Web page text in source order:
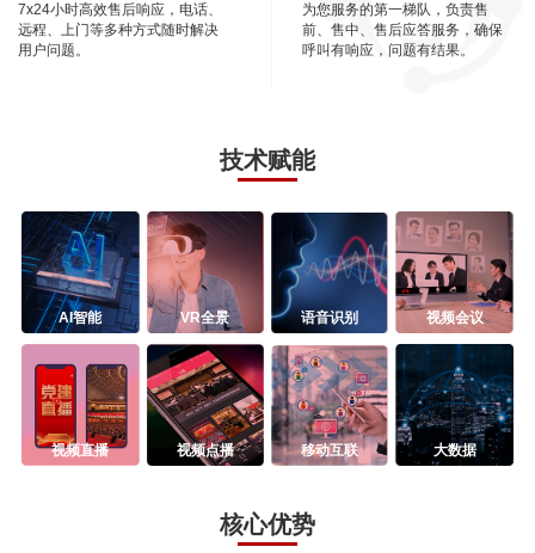
7x24小时高效售后响应，电话、
远程、上门等多种方式随时解决
用户问题。
为您服务的第一梯队，负责售
前、售中、售后应答服务，确保
呼叫有响应，问题有结果。
技术赋能
AI智能 VR全景 语音识别 视频会议
视频直播 视频点播 移动互联 大数据
核心优势